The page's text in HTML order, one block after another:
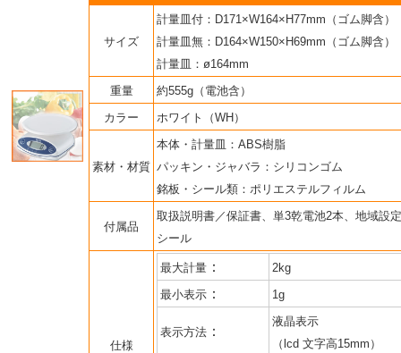
サイズ
計量皿付：D171×W164×H77mm（ゴム脚含）
計量皿無：D164×W150×H69mm（ゴム脚含）
計量皿：ø164mm
重量
約555g（電池含）
カラー
ホワイト（WH）
素材・材質
本体・計量皿：ABS樹脂
パッキン・ジャバラ：シリコンゴム
銘板・シール類：ポリエステルフィルム
付属品
取扱説明書／保証書、単3乾電池2本、地域設定
シール
仕様
最大計量 ：
2kg
最小表示 ： 1g
表示方法 ：
液晶表示
（lcd 文字高15mm）